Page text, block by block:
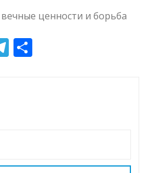
ценности и борьба
T
и